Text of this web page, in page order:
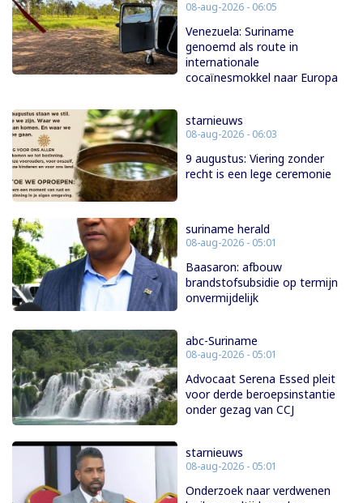
08-aug-2026 - 06:05
Venezuela: Suriname
genoemd als route in
internationale
cocaïnesmokkel naar Europa
starnieuws
08-aug-2026 - 06:03
9 augustus: Viering zonder
recht is een lege ceremonie
suriname herald
08-aug-2026 - 05:01
Baasaron: afbouw
brandstofsubsidie op termijn
onvermijdelijk
abc-Suriname
08-aug-2026 - 05:01
Advocaat Serena Essed pleit
voor derde beroepsinstantie
onder gezag van CCJ
starnieuws
08-aug-2026 - 05:01
Onderzoek naar verdwenen